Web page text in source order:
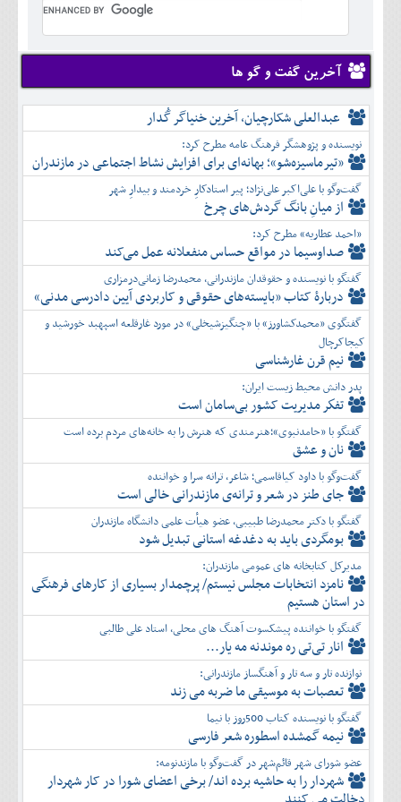
دی
بهمن
اسفند
آبان
آذر
دی
بهمن
اسفند
شهريور
مهر
آبان
آذر
دی
بهمن
اسفند
تير
مرداد
شهريور
مهر
آبان
آذر
دی
بهمن
اسفند
آخرین گفت و گو ها
عبدالعلی شکارچیان، آخرین خنیاگر گُدار
نویسنده و پژوهشگر فرهنگ عامه مطرح کرد:
«تیرماسیزه‌شو»؛ بهانه‌ای برای افزایش نشاط اجتماعی در مازندران
گفت‌وگو با علی‌اکبر علی‌نژاد؛ پیر استادکارِ خردمند و بیدارِ شهر
از میانِ بانگ گردش‌های چرخ
«احمد عطاریه» مطرح کرد:
صداوسیما در مواقع حساس منفعلانه عمل می‌کند
گفتگو با نویسنده و حقوقدان مازندرانی، محمدرضا زمانی‌درمزاری
دربارۀ کتاب ”بایسته‌های حقوقی و کاربردی آیین دادرسی مدنی»
گفتگوی «محمدکشاورز» با «چنگیزشیخلی» در مورد غارقلعه اسپهبد خورشید و
کیجاکرچال
نیم قرن غارشناسی
پدر دانش محیط زیست ایران:
تفكر مديريت کشور بی‌سامان است
گفتگو با «حامدنبوی»؛هنرمندی که هنرش را به خانه‌های مردم برده است
نان و عشق
گفت‌وگو با داود کیاقاسمی؛ شاعر، ترانه سرا و خواننده
جای طنز در شعر و ترانه‌ی مازندرانی خالی است
گفتگو با دکتر محمدرضا طبیبی، عضو هیأت علمی دانشگاه مازندران
بومگردی باید به دغدغه استانی تبدیل شود
مدیرکل کتابخانه های عمومی مازندران:
نامزد انتخابات مجلس نیستم/ پرچمدار بسیاری از کارهای فرهنگی
در استان هستیم
گفتگو با خواننده پیشکسوت آهنگ های محلی، استاد علی طالبی
انار تی‌تی ره موندنه مه یار...
نوازنده تار و سه تار و آهنگساز مازندرانی:
تعصبات به موسیقی ما ضربه می زند
گفتگو با نویسنده کتاب 500روز با نیما
نیمه گمشده اسطوره شعر فارسی
عضو شورای شهر قائم‌شهر در گفت‌و‌گو با مازندنومه:
شهردار را به حاشیه برده اند/ برخی اعضای شورا در کار شهردار